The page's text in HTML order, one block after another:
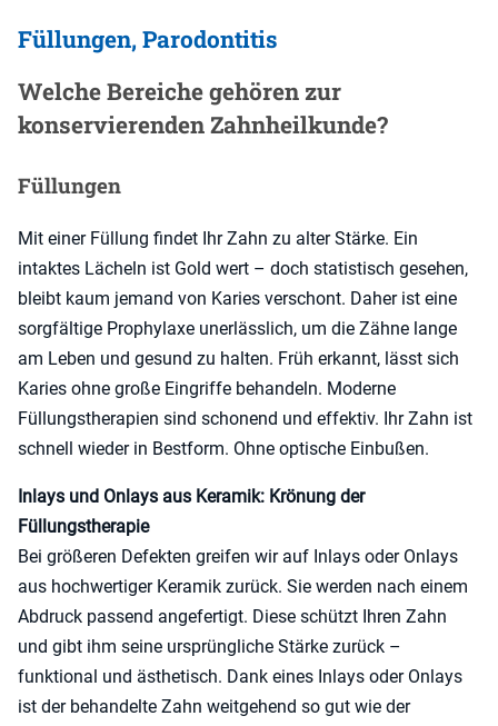
Füllungen, Parodontitis
Welche Bereiche gehören zur
konservierenden Zahnheilkunde?
Füllungen
Mit einer Füllung findet Ihr Zahn zu alter Stärke. Ein
intaktes Lächeln ist Gold wert – doch statistisch gesehen,
bleibt kaum jemand von Karies verschont. Daher ist eine
sorgfältige Prophylaxe unerlässlich, um die Zähne lange
am Leben und gesund zu halten. Früh erkannt, lässt sich
Karies ohne große Eingriffe behandeln. Moderne
Füllungstherapien sind schonend und effektiv. Ihr Zahn ist
schnell wieder in Bestform. Ohne optische Einbußen.
Inlays und Onlays aus Keramik: Krönung der
Füllungstherapie
Bei größeren Defekten greifen wir auf Inlays oder Onlays
aus hochwertiger Keramik zurück. Sie werden nach einem
Abdruck passend angefertigt. Diese schützt Ihren Zahn
und gibt ihm seine ursprüngliche Stärke zurück –
funktional und ästhetisch. Dank eines Inlays oder Onlays
ist der behandelte Zahn weitgehend so gut wie der